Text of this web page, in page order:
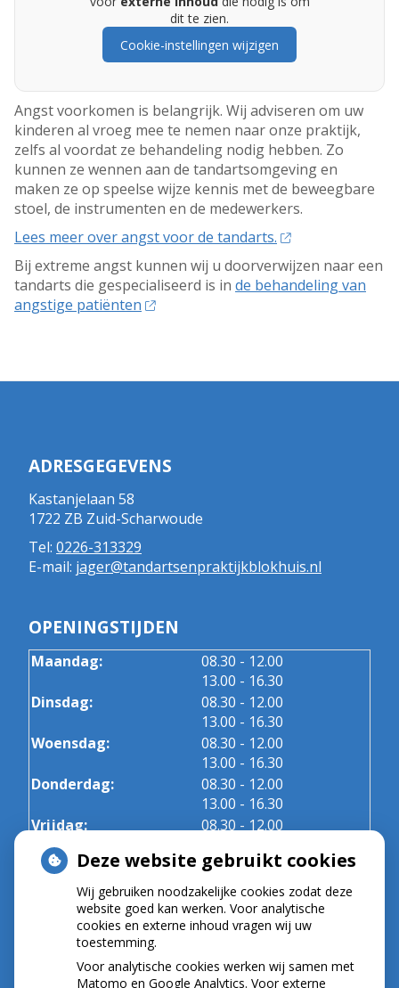
dit te zien.
Cookie-instellingen wijzigen
Angst voorkomen is belangrijk. Wij adviseren om uw
kinderen al vroeg mee te nemen naar onze praktijk,
zelfs al voordat ze behandeling nodig hebben. Zo
kunnen ze wennen aan de tandartsomgeving en
maken ze op speelse wijze kennis met de beweegbare
stoel, de instrumenten en de medewerkers.
Lees meer over angst voor de tandarts.
Bij extreme angst kunnen wij u doorverwijzen naar een
tandarts die gespecialiseerd is in de behandeling van
angstige patiënten
ADRESGEGEVENS
Kastanjelaan 58
1722 ZB Zuid-Scharwoude
Tel: 0226-313329
E-mail: jager@tandartsenpraktijkblokhuis.nl
OPENINGSTIJDEN
Maandag: 08.30 tot
- 12.00
13.00 tot
- 16.30
Dinsdag:
08.30 tot
- 12.00
13.00 tot
- 16.30
Woensdag:
08.30 tot
- 12.00
13.00 tot
- 16.30
Donderdag:
08.30 tot
- 12.00
13.00 tot
- 16.30
Vrijdag:
08.30 tot
- 12.00
NIEUWS
Let op: valse Infomedics-mails over
openstaande rekening
Tanden bleken? Laat het veilig doen!
Deze website gebruikt cookies
Wij gebruiken noodzakelijke cookies zodat deze
website goed kan werken. Voor analytische
cookies en externe inhoud vragen wij uw
toestemming.
Voor analytische cookies werken wij samen met
Matomo en Google Analytics. Voor externe